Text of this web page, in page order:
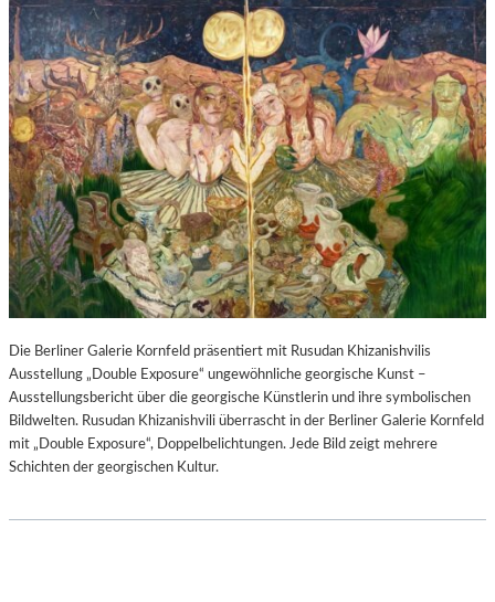
Die Berliner Galerie Kornfeld präsentiert mit Rusudan Khizanishvilis
Ausstellung „Double Exposure“ ungewöhnliche georgische Kunst –
Ausstellungsbericht über die georgische Künstlerin und ihre symbolischen
Bildwelten. Rusudan Khizanishvili überrascht in der Berliner Galerie Kornfeld
mit „Double Exposure“, Doppelbelichtungen. Jede Bild zeigt mehrere
Schichten der georgischen Kultur.